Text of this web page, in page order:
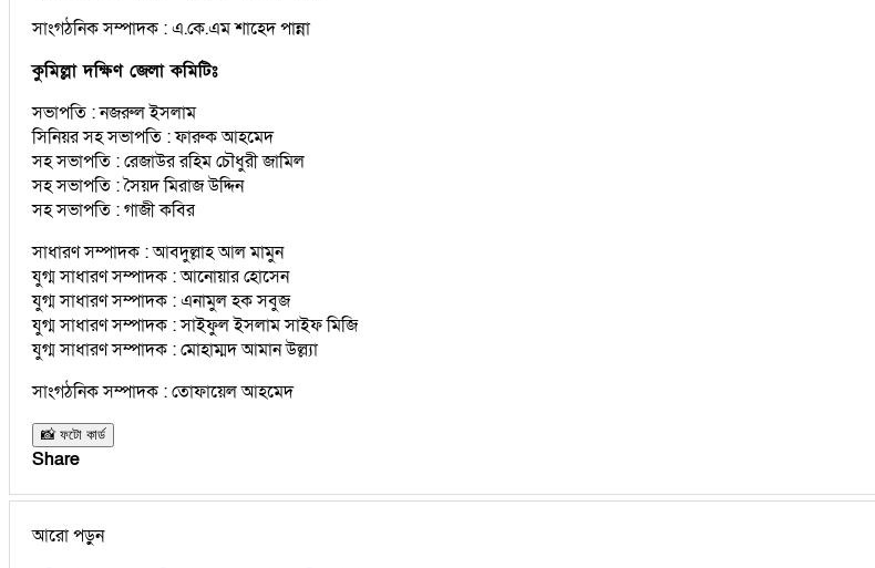
সাংগঠনিক সম্পাদক : এ.কে.এম শাহেদ পান্না
কুমিল্লা দক্ষিণ জেলা কমিটিঃ
সভাপতি : নজরুল ইসলাম
সিনিয়র সহ সভাপতি : ফারুক আহমেদ
সহ সভাপতি : রেজাউর রহিম চৌধুরী জামিল
সহ সভাপতি : সৈয়দ মিরাজ উদ্দিন
সহ সভাপতি : গাজী কবির
সাধারণ সম্পাদক : আবদুল্লাহ আল মামুন
যুগ্ম সাধারণ সম্পাদক : আনোয়ার হোসেন
যুগ্ম সাধারণ সম্পাদক : এনামুল হক সবুজ
যুগ্ম সাধারণ সম্পাদক : সাইফুল ইসলাম সাইফ মিজি
যুগ্ম সাধারণ সম্পাদক : মোহাম্মদ আমান উল্ল্যা
সাংগঠনিক সম্পাদক : তোফায়েল আহমেদ
📸 ফটো কার্ড
Share
আরো পড়ুন